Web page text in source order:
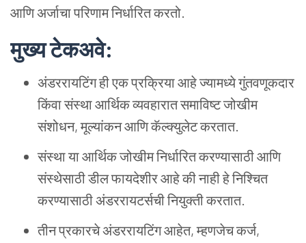
आणिअर्जाचापरिणामनिर्धारितकरतो.
मुख्यटेकअवे:
अंडररायटिंगहीएकप्रक्रियाआहेज्यामध्येगुंतवणूकदार
किंवासंस्थाआर्थिकव्यवहारातसमाविष्टजोखीम
संशोधन,मूल्यांकनआणिकॅल्क्युलेटकरतात.
संस्थायाआर्थिकजोखीमनिर्धारितकरण्यासाठीआणि
संस्थेसाठीडीलफायदेशीरआहेकीनाहीहेनिश्चित
करण्यासाठीअंडररायटर्सचीनियुक्तीकरतात.
तीनप्रकारचेअंडररायटिंगआहेत,म्हणजेचकर्ज,